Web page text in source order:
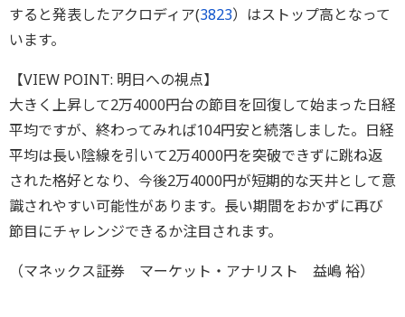
すると発表したアクロディア(3823）はストップ高となって
います。
【VIEW POINT: 明日への視点】
大きく上昇して2万4000円台の節目を回復して始まった日経
平均ですが、終わってみれば104円安と続落しました。日経
平均は長い陰線を引いて2万4000円を突破できずに跳ね返
された格好となり、今後2万4000円が短期的な天井として意
識されやすい可能性があります。長い期間をおかずに再び
節目にチャレンジできるか注目されます。
（マネックス証券 マーケット・アナリスト 益嶋 裕）